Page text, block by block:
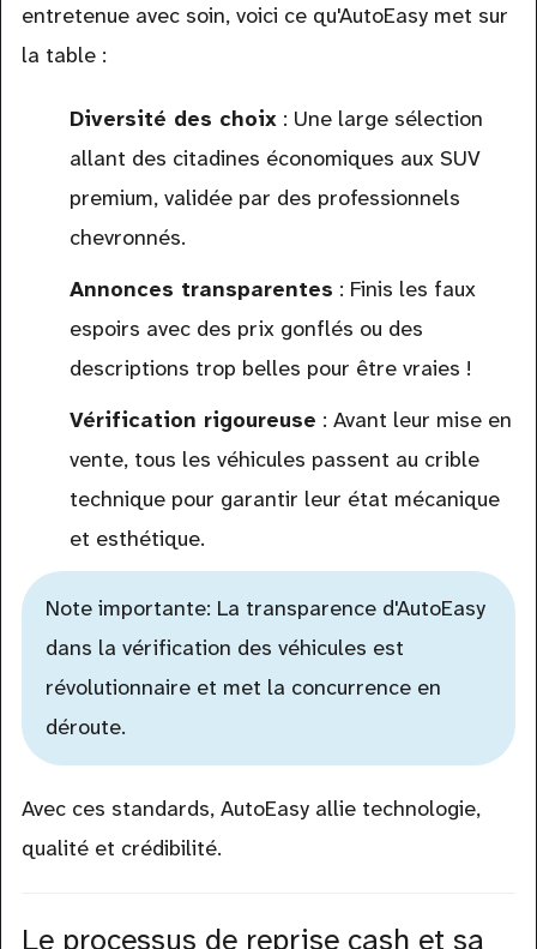
entretenue avec soin, voici ce qu'AutoEasy met sur
la table :
Diversité des choix: Une large sélection
allant des citadines économiques aux SUV
premium, validée par des professionnels
chevronnés.
Annonces transparentes : Finis les faux
espoirs avec des prix gonflés ou des
descriptions trop belles pour être vraies !
Vérification rigoureuse : Avant leur mise en
vente, tous les véhicules passent au crible
technique pour garantir leur état mécanique
et esthétique.
Note importante: La transparence d'AutoEasy
dans la vérification des véhicules est
révolutionnaire et met la concurrence en
déroute.
Avec ces standards, AutoEasy allie technologie,
qualité et crédibilité.
Le processus de reprise cash et sa